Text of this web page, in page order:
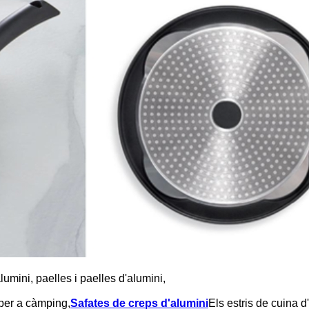
paelles i paelles d'alumini,
a càmping,Safates de creps d'aluminiEls estris de cuina